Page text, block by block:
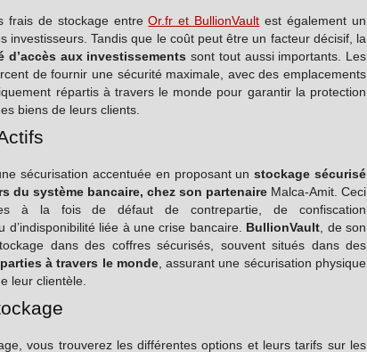
frais de stockage entreOr.fr et BullionVault est également un
investisseurs. Tandis que le coût peut être un facteur décisif, la
d’accès aux investissements sont tout aussi importants. Les
de fournir une sécurité maximale, avec des emplacements
répartis à travers le monde pour garantir la protection
biens de leurs clients.
sécurisation accentuée en proposant unstockage sécurisé
du système bancaire, chez son partenaire Malca-Amit. Ceci
à la fois de défaut de contrepartie, de confiscation
d’indisponibilité liée à une crise bancaire. BullionVault , de son
dans des coffres sécurisés, souvent situés dans des
à travers le monde, assurant une sécurisation physique
leur clientèle.
vous trouverez les différentes options et leurs tarifs sur les